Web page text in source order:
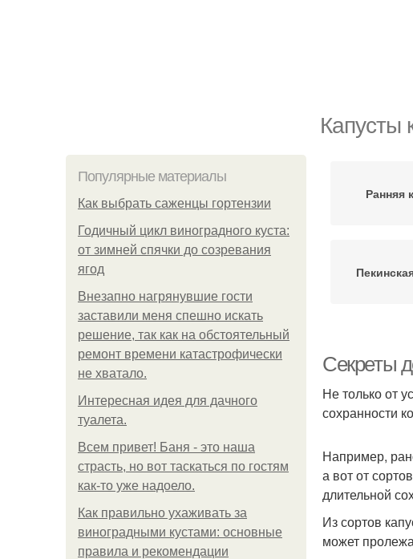
Капусты
Популярные материалы
Как выбрать саженцы гортензии
Годичный цикл виноградного куста:
от зимней спячки до созревания
ягод
Внезапно нагрянувшие гости
заставили меня спешно искать
решение, так как на обстоятельный
ремонт времени катастрофически
не хватало.
Интересная идея для дачного
туалета.
Всем привет! Баня - это наша
страсть, но вот таскаться по гостям
как-то уже надоело.
Как правильно ухаживать за
виноградными кустами: основные
правила и рекомендации
Ранняя
Секреты
Не только от
сохранности
Например,
а вот от
длительной
Из сортов
может